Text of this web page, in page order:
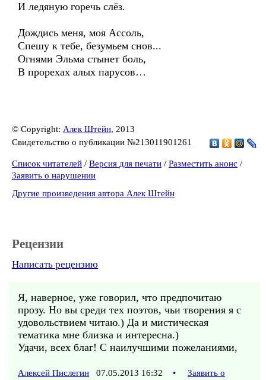
И ледяную горечь слёз.
Дождись меня, моя Ассоль,
Спешу к тебе, безумьем снов...
Огнями Эльма стынет боль,
В прорехах алых парусов…
© Copyright: Алек Штейн, 2013
Свидетельство о публикации №213011901261
Список читателей / Версия для печати / Разместить анонс /
Заявить о нарушении
Другие произведения автора Алек Штейн
Рецензии
Написать рецензию
Я, наверное, уже говорил, что предпочитаю
прозу. Но вы среди тех поэтов, чьи творения я с
удовольствием читаю.) Да и мистическая
тематика мне близка и интересна.)
Удачи, всех благ! С наилучшими пожеланиями,
Алексей Пислегин 07.05.2013 16:32 •
Заявить о